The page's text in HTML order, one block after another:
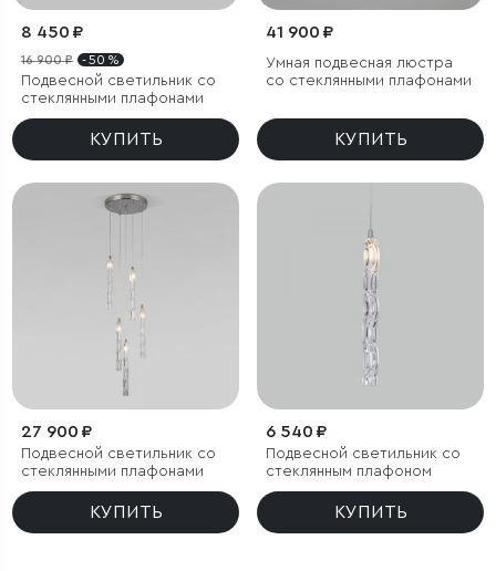
8 450 ₽
16 900 ₽ - 50 %
Подвесной светильник со
стеклянными плафонами
КУПИТЬ
41 900 ₽
Умная подвесная люстра
со стеклянными плафонами
КУПИТЬ
27 900 ₽
Подвесной светильник со
стеклянными плафонами
КУПИТЬ
6 540 ₽
Подвесной светильник со
стеклянным плафоном
КУПИТЬ